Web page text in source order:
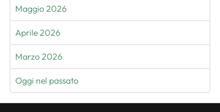
Maggio 2026
Aprile 2026
Marzo 2026
Oggi nel passato